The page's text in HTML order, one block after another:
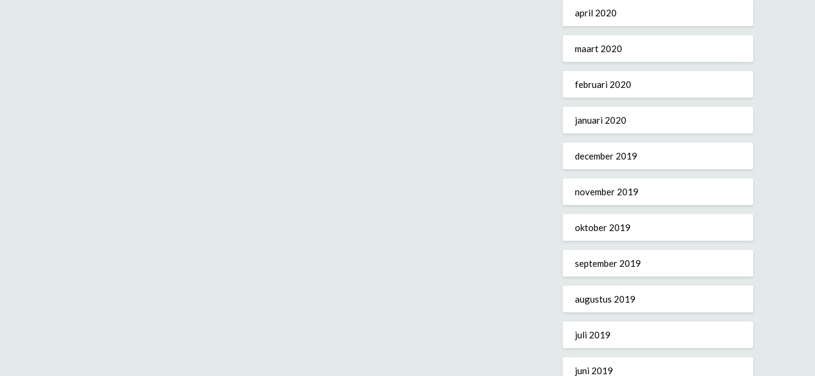
april 2020
maart 2020
februari 2020
januari 2020
december 2019
november 2019
oktober 2019
september 2019
augustus 2019
juli 2019
juni 2019